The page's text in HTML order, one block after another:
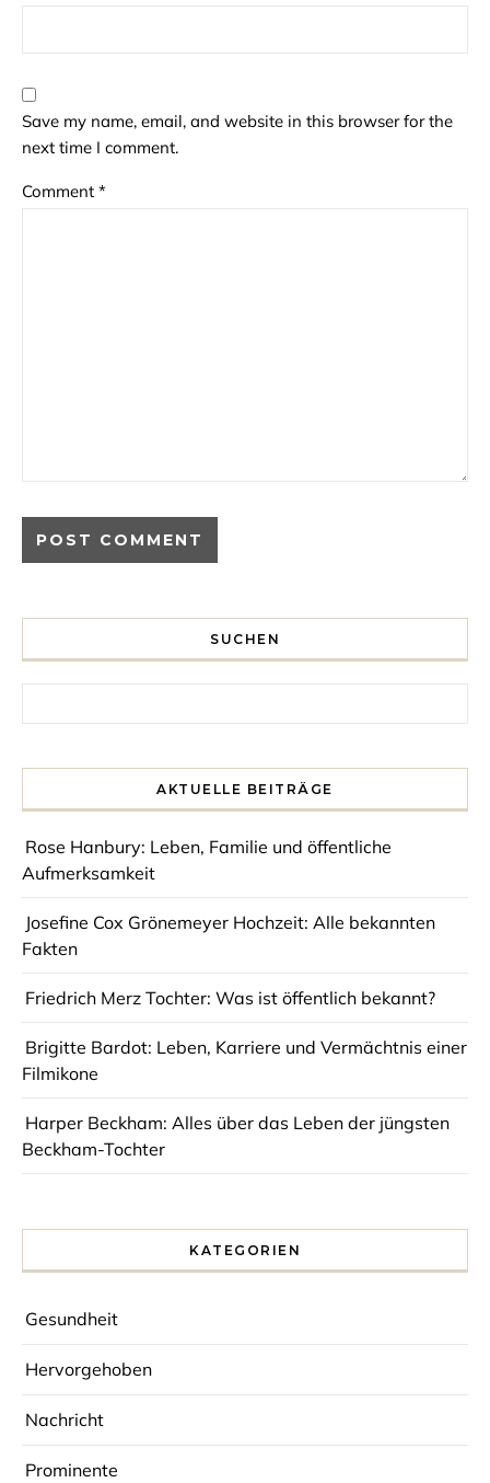
Save my name, email, and website in this browser for the
next time I comment.
Comment *
SUCHEN
AKTUELLE BEITRÄGE
Rose Hanbury: Leben, Familie und öffentliche
Aufmerksamkeit
Josefine Cox Grönemeyer Hochzeit: Alle bekannten
Fakten
Friedrich Merz Tochter: Was ist öffentlich bekannt?
Brigitte Bardot: Leben, Karriere und Vermächtnis einer
Filmikone
Harper Beckham: Alles über das Leben der jüngsten
Beckham-Tochter
KATEGORIEN
Gesundheit
Hervorgehoben
Nachricht
Prominente